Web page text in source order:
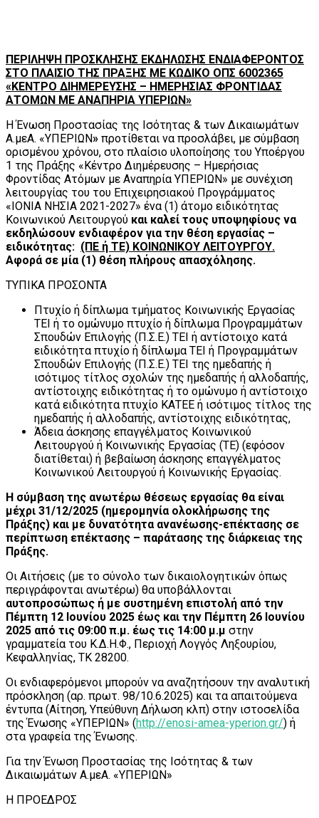
ΠΕΡΙΛΗΨΗ ΠΡΟΣΚΛΗΣΗΣ ΕΚΔΗΛΩΣΗΣ ΕΝΔΙΑΦΕΡΟΝΤΟΣ
ΣΤΟ ΠΛΑΙΣΙΟ ΤΗΣ ΠΡΑΞΗΣ ΜΕ ΚΩΔΙΚΟ ΟΠΣ 6002365
«ΚΕΝΤΡΟ ΔΙΗΜΕΡΕΥΣΗΣ – ΗΜΕΡΗΣΙΑΣ ΦΡΟΝΤΙΔΑΣ
ΑΤΟΜΩΝ ΜΕ ΑΝΑΠΗΡΙΑ ΥΠΕΡΙΩΝ»
H Ένωση Προστασίας της Ισότητας & των Δικαιωμάτων
Α.μεΑ. «ΥΠΕΡΙΩΝ» προτίθεται να προσλάβει, με σύμβαση
ορισμένου χρόνου, στο πλαίσιο υλοποίησης του Υποέργου
1 της Πράξης «Κέντρο Διημέρευσης – Ημερήσιας
Φροντίδας Ατόμων με Αναπηρία ΥΠΕΡΙΩΝ» με συνέχιση
λειτουργίας του του Επιχειρησιακού Προγράμματος
«ΙΟΝΙΑ ΝΗΣΙΑ 2021-2027» ένα (1) άτομο ειδικότητας
Κοινωνικού Λειτουργού και καλεί τους υποψηφίους να
εκδηλώσουν ενδιαφέρον για την θέση εργασίας –
ειδικότητας: (ΠΕ ή ΤΕ) ΚΟΙΝΩΝΙΚΟΥ ΛΕΙΤΟΥΡΓΟΥ.
Αφορά σε μία (1) θέση πλήρους απασχόλησης.
ΤΥΠΙΚΑ ΠΡΟΣΟΝΤΑ
Πτυχίο ή δίπλωμα τμήματος Κοινωνικής Εργασίας
ΤΕΙ ή το ομώνυμο πτυχίο ή δίπλωμα Προγραμμάτων
Σπουδών Επιλογής (Π.Σ.Ε.) ΤΕΙ ή αντίστοιχο κατά
ειδικότητα πτυχίο ή δίπλωμα ΤΕΙ ή Προγραμμάτων
Σπουδών Επιλογής (Π.Σ.Ε.) ΤΕΙ της ημεδαπής ή
ισότιμος τίτλος σχολών της ημεδαπής ή αλλοδαπής,
αντίστοιχης ειδικότητας ή το ομώνυμο ή αντίστοιχο
κατά ειδικότητα πτυχίο ΚΑΤΕΕ ή ισότιμος τίτλος της
ημεδαπής ή αλλοδαπής, αντίστοιχης ειδικότητας,
Άδεια άσκησης επαγγέλματος Κοινωνικού
Λειτουργού ή Κοινωνικής Εργασίας (ΤΕ) (εφόσον
διατίθεται) ή βεβαίωση άσκησης επαγγέλματος
Κοινωνικού Λειτουργού ή Κοινωνικής Εργασίας.
Η σύμβαση της ανωτέρω θέσεως εργασίας θα είναι
μέχρι 31/12/2025 (ημερομηνία ολοκλήρωσης της
Πράξης) και με δυνατότητα ανανέωσης-επέκτασης σε
περίπτωση επέκτασης – παράτασης της διάρκειας της
Πράξης.
Οι Αιτήσεις (με το σύνολο των δικαιολογητικών όπως
περιγράφονται ανωτέρω) θα υποβάλλονται
αυτοπροσώπως ή με συστημένη επιστολή από την
Πέμπτη 12 Ιουνίου 2025 έως και την Πέμπτη 26 Ιουνίου
2025 από τις 09:00 π.μ. έως τις 14:00 μ.μ στην
γραμματεία του Κ.Δ.Η.Φ., Περιοχή Λογγός Ληξουρίου,
Κεφαλληνίας, ΤΚ 28200.
Οι ενδιαφερόμενοι μπορούν να αναζητήσουν την αναλυτική
πρόσκληση (αρ. πρωτ. 98/10.6.2025) και τα απαιτούμενα
έντυπα (Αίτηση, Υπεύθυνη Δήλωση κλπ) στην ιστοσελίδα
της Ένωσης «ΥΠΕΡΙΩΝ» (http://enosi-amea-yperion.gr/) ή
στα γραφεία της Ένωσης.
Για την Ένωση Προστασίας της Ισότητας & των
Δικαιωμάτων Α.μεΑ. «ΥΠΕΡΙΩΝ»
Η ΠΡΟΕΔΡΟΣ